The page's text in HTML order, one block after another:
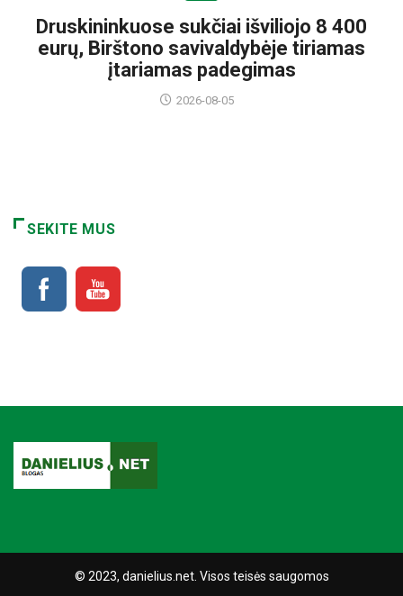
Druskininkuose sukčiai išviliojo 8 400
eurų, Birštono savivaldybėje tiriamas
įtariamas padegimas
2026-08-05
SEKITE MUS
© 2023, danielius.net. Visos teisės saugomos